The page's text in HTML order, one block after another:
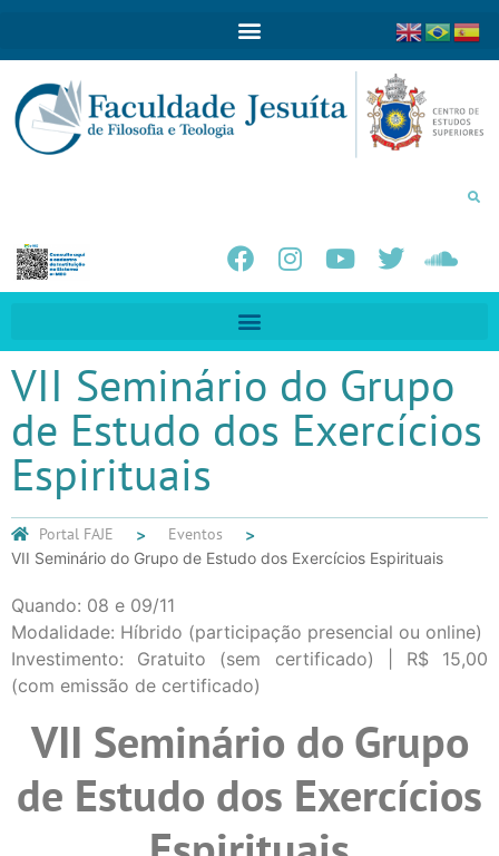
VII Seminário do Grupo
de Estudo dos Exercícios
Espirituais
Portal FAJE Eventos
VII Seminário do Grupo de Estudo dos Exercícios Espirituais
Quando: 08 e 09/11
Modalidade: Híbrido (participação presencial ou online)
Investimento: Gratuito (sem certificado) | R$ 15,00
(com emissão de certificado)
VII Seminário do Grupo
de Estudo dos Exercícios